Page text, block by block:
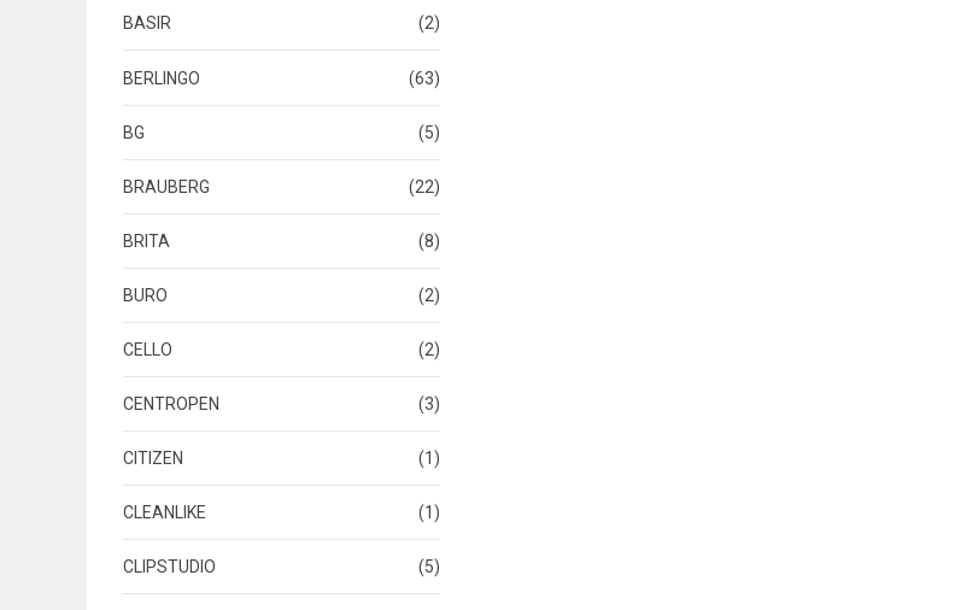
BASIR (2)
BERLINGO (63)
BG (5)
BRAUBERG (22)
BRITA (8)
BURO (2)
CELLO (2)
CENTROPEN (3)
CITIZEN (1)
CLEANLIKE (1)
CLIPSTUDIO (5)